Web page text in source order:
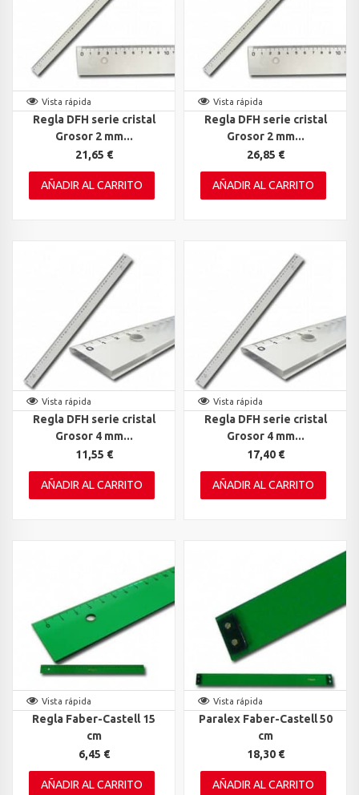
Vista rápida
Regla DFH serie cristal
Grosor 2 mm...
21,65 €
AÑADIR AL CARRITO
Vista rápida
Regla DFH serie cristal
Grosor 2 mm...
26,85 €
AÑADIR AL CARRITO
Vista rápida
Regla DFH serie cristal
Grosor 4 mm...
11,55 €
AÑADIR AL CARRITO
Vista rápida
Regla DFH serie cristal
Grosor 4 mm...
17,40 €
AÑADIR AL CARRITO
Vista rápida
Regla Faber-Castell 15
cm
6,45 €
AÑADIR AL CARRITO
Vista rápida
Paralex Faber-Castell 50
cm
18,30 €
AÑADIR AL CARRITO